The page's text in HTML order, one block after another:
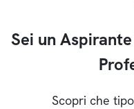
Sei un
Scopri che